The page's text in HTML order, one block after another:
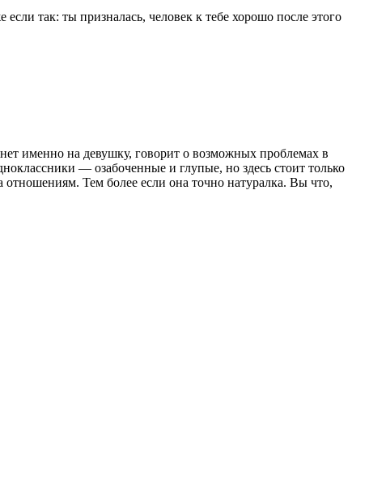
так: ты призналась, человек к тебе хорошо после этого
именно на девушку, говорит о возможных проблемах в
— озабоченные и глупые, но здесь стоит только
отношениям. Тем более если она точно натуралка. Вы что,